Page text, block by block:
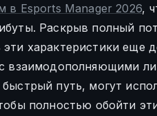
в Esports Manager 2026,
Раскрыв полный
характеристики еще
взаимодополняющими
путь, могут
полностью обойти